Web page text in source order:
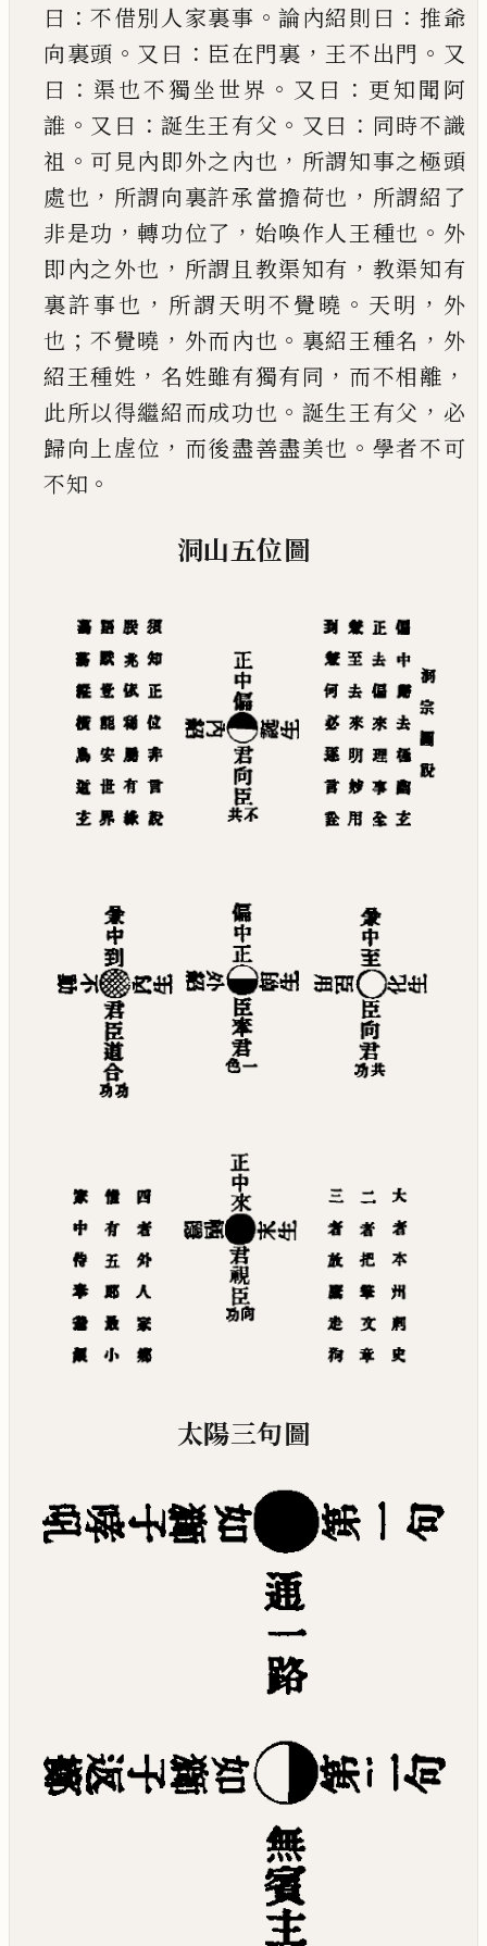
曰 ：不借別人家裏事 。論內紹則曰 ： 推爺
向裏頭 。 又曰 ： 臣在門裏 ， 王不出門 。 又
曰 ： 渠也不獨坐世界 。 又曰 ： 更知聞阿
誰 。 又曰 ：誕生王有父 。 又曰 ： 同時不識
祖 。 可見內即外之內也 ， 所謂知事之極頭
處也 ， 所謂向裏許承當擔荷也 ， 所謂紹了
非是功 ，轉功位了 ， 始喚作人王種也 。 外
即內之外也 ， 所謂且教渠知有 ， 教渠知有
裏許事也 ， 所謂天明不覺曉 。 天明 ， 外
也 ； 不覺曉 ， 外而內也 。 裏紹王種名 ， 外
紹王種姓 ，名姓雖有獨有同 ， 而不相離 ，
此所以得繼紹而成功也 。 誕生王有父 ， 必
歸向上虗位 ， 而後盡善盡美也 。 學者不可
不知 。
洞山五位圖
太陽三句圖